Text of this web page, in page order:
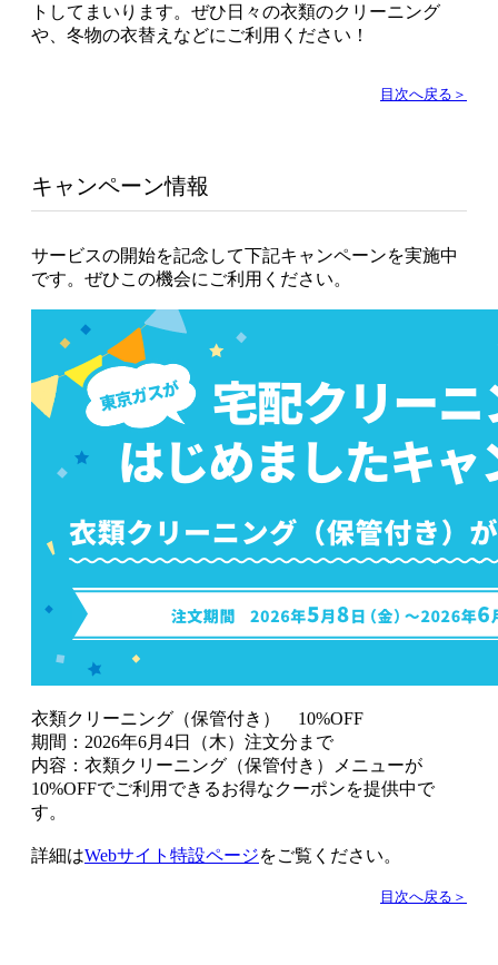
トしてまいります。ぜひ日々の衣類のクリーニング
や、冬物の衣替えなどにご利用ください！
目次へ戻る＞
キャンペーン情報
サービスの開始を記念して下記キャンペーンを実施中
です。ぜひこの機会にご利用ください。
衣類クリーニング（保管付き） 10%OFF
期間：2026年6月4日（木）注文分まで
内容：衣類クリーニング（保管付き）メニューが
10%OFFでご利用できるお得なクーポンを提供中で
す。
詳細はWebサイト特設ページをご覧ください。
目次へ戻る＞